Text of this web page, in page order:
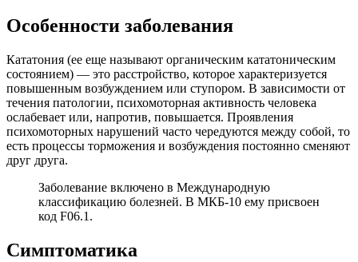
Особенности заболевания
Кататония (ее еще называют органическим кататоническим
состоянием) — это расстройство, которое характеризуется
повышенным возбуждением или ступором. В зависимости от
течения патологии, психомоторная активность человека
ослабевает или, напротив, повышается. Проявления
психомоторных нарушений часто чередуются между собой, то
есть процессы торможения и возбуждения постоянно сменяют
друг друга.
Заболевание включено в Международную
классификацию болезней. В МКБ-10 ему присвоен
код F06.1.
Симптоматика